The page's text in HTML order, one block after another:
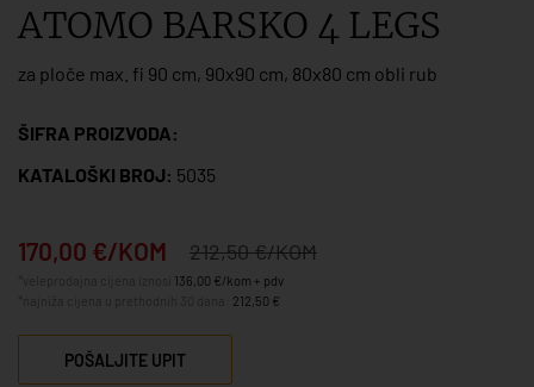
ATOMO BARSKO 4 LEGS
za ploče max. fi 90 cm, 90x90 cm, 80x80 cm obli rub
ŠIFRA PROIZVODA:
KATALOŠKI BROJ: 5035
170,00 €/KOM 212,50 €/KOM
136,00 €/kom + pdv
212,50 €
POŠALJITE UPIT